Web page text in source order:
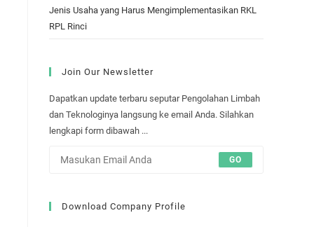
Jenis Usaha yang Harus Mengimplementasikan RKL
RPL Rinci
Join Our Newsletter
Dapatkan update terbaru seputar Pengolahan Limbah
dan Teknologinya langsung ke email Anda. Silahkan
lengkapi form dibawah ...
GO
Download Company Profile